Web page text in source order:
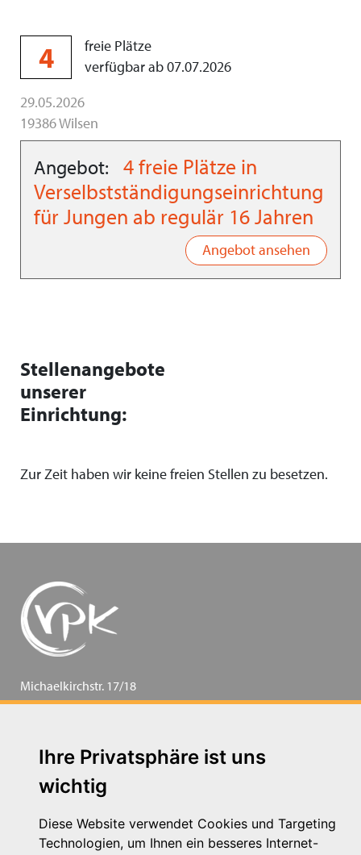
Ihre Privatsphäre ist uns
wichtig
Diese Website verwendet Cookies und Targeting
Technologien, um Ihnen ein besseres Internet-
4
freie Plätze
verfügbar ab 07.07.2026
29.05.2026
19386 Wilsen
Angebot:
4 freie Plätze in
Verselbstständigungseinrichtung
für Jungen ab regulär 16 Jahren
Angebot ansehen
Stellenangebote
unserer
Einrichtung:
Zur Zeit haben wir keine freien Stellen zu besetzen.
Michaelkirchstr. 17/18
10179 Berlin
Mehr Informationen: www.vpk.de
Hilfe
Kontakt